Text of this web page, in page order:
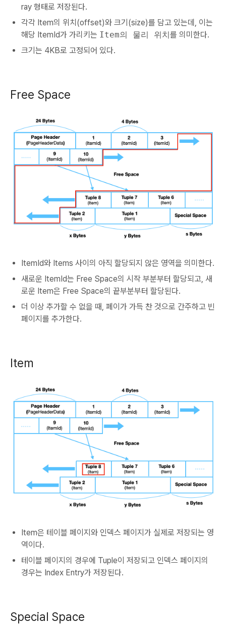
ray 형태로 저장된다.
각각 Item의 위치(offset)와 크기(size)를 담고 있는데, 이는
해당 ItemId가 가리키는 Item의 물리 위치를 의미한다.
크기는 4KB로 고정되어 있다.
Free Space
ItemId와 Items 사이의 아직 할당되지 않은 영역을 의미한다.
새로운 ItemId는 Free Space의 시작 부분부터 할당되고, 새
로운 Item은 Free Space의 끝부분부터 할당된다.
더 이상 추가할 수 없을 때, 페이가 가득 찬 것으로 간주하고 빈
페이지를 추가한다.
Item
Item은 테이블 페이지와 인덱스 페이지가 실제로 저장되는 영
역이다.
테이블 페이지의 경우에 Tuple이 저장되고 인덱스 페이지의
경우는 Index Entry가 저장된다.
Special Space